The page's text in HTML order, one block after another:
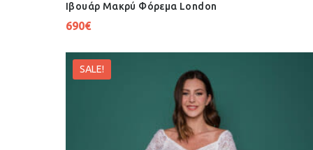
Ιβουάρ Μακρύ Φόρεμα London
690€
SALE!